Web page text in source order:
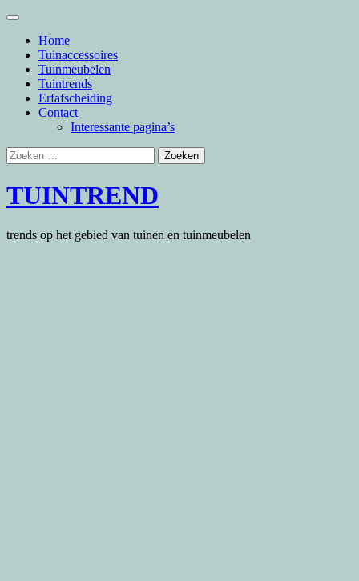
Skip
contentHome
Tuinaccessoires
Tuinmeubelen
Tuintrends
Erfafscheiding
Contact
Interessante pagina’s
Zoeken
naar:
TUINTREND
trends op het gebied van tuinen en tuinmeubelen